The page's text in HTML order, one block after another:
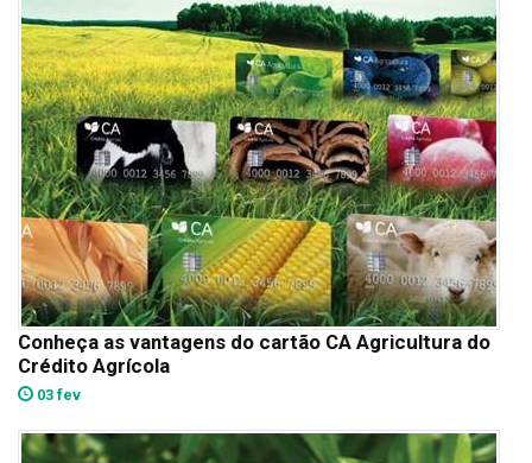
Conheça as vantagens do cartão CA Agricultura do
Crédito Agrícola
03 fev